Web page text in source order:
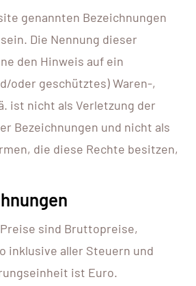
genannten Bezeichnungen
Die Nennung dieser
den Hinweis auf ein
oder geschütztes) Waren-,
ist nicht als Verletzung der
Bezeichnungen und nicht als
die diese Rechte besitzen,
sind Bruttopreise,
inklusive aller Steuern und
ist Euro.